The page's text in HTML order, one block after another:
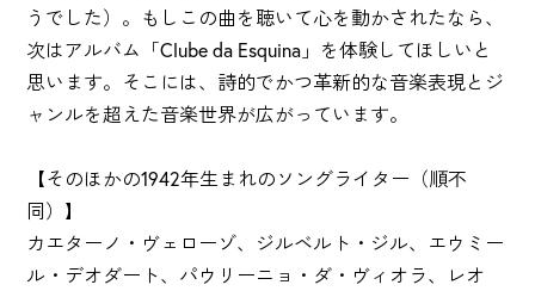
うでした）。もしこの曲を聴いて心を動かされたなら、
次はアルバム「Clube da Esquina」を体験してほしいと
思います。そこには、詩的でかつ革新的な音楽表現とジ
ャンルを超えた音楽世界が広がっています。
【そのほかの1942年生まれのソングライター（順不
同）】
カエターノ・ヴェローゾ、ジルベルト・ジル、エウミー
ル・デオダート、パウリーニョ・ダ・ヴィオラ、レオ